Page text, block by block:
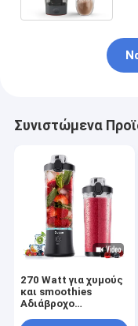
Συνιστώμενα
270 Watt για χυμούς
και smoothies
Αδιάβροχο